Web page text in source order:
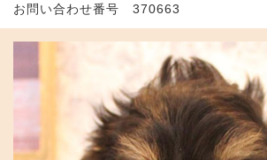
お問い合わせ番号 370663